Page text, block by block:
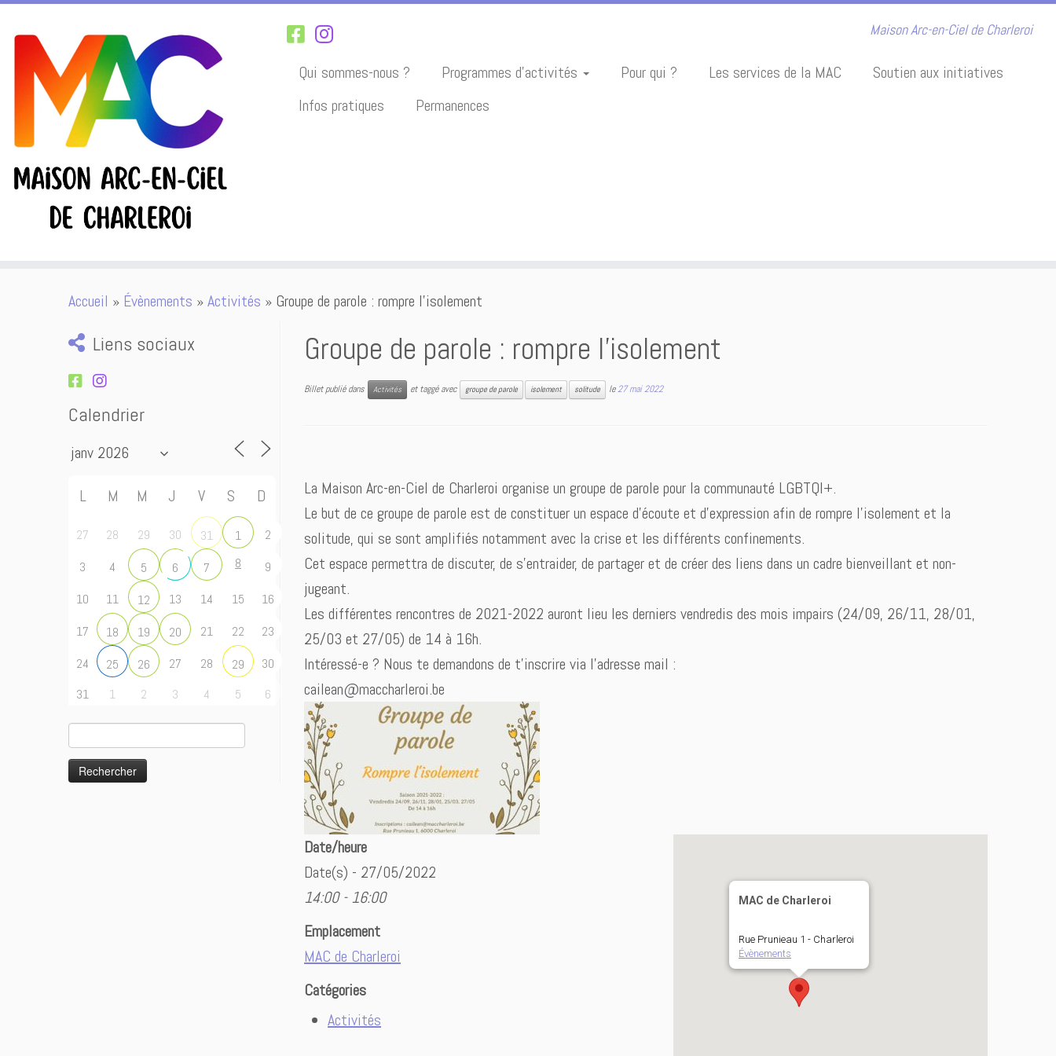
Maison Arc-en-Ciel de Charleroi
Qui sommes-nous ? Programmes d’activités Pour qui ? Les services de la MAC
Soutien aux initiatives
Infos pratiques
Permanences
Accueil » Évènements »Activités » Groupe de parole : rompre l’isolement
Liens sociaux
Calendrier
L M M J V S D
27 28 29 30 31 1
2
3
4 5 6 7 8
9
10
11 12 13 14 15
16
17
18 19 20 21 22
23
24
25 26 27 28 29
30
31
1 2 3 4 5 6
Groupe de parole : rompre l’isolement
Billet publié dans Activités et taggé avec groupe de parole isolement solitude le27 mai 2022
La Maison Arc-en-Ciel de Charleroi organise un groupe de parole pour la communauté LGBTQI+.
Le but de ce groupe de parole est de constituer un espace d’écoute et d’expression afin de rompre l’isolement et la
solitude, qui se sont amplifiés notamment avec la crise et les différents confinements.
Cet espace permettra de discuter, de s’entraider, de partager et de créer des liens dans un cadre bienveillant et non-
jugeant.
Les différentes rencontres de 2021-2022 auront lieu les derniers vendredis des mois impairs (24/09, 26/11, 28/01,
25/03 et 27/05) de 14 à 16h.
Intéressé-e ? Nous te demandons de t’inscrire via l’adresse mail :
cailean@maccharleroi.be
MAC de Charleroi
Rue Prunieau 1 - Charleroi
Évènements
Date/heure
Date(s) - 27/05/2022
14:00 - 16:00
Emplacement
MAC de Charleroi
Catégories
Activités